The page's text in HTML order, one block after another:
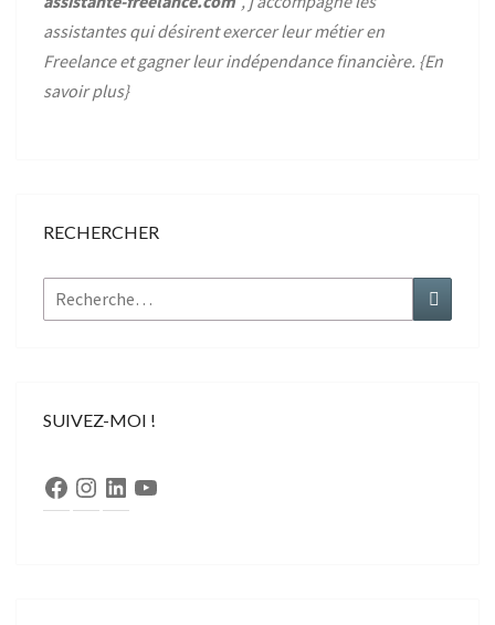
assistantes qui désirent exercer leur métier en
Freelance et gagner leur indépendance financière. {En
savoir plus}
RECHERCHER
Rechercher :
SUIVEZ-MOI !
Facebook
Instagram
LinkedInYouTube